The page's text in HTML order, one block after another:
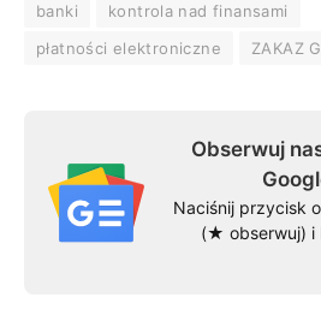
banki
kontrola nad finansami
płatności elektroniczne
ZAKAZ
Obserwuj
Naciśnij przycisk
(★ obserwuj) i